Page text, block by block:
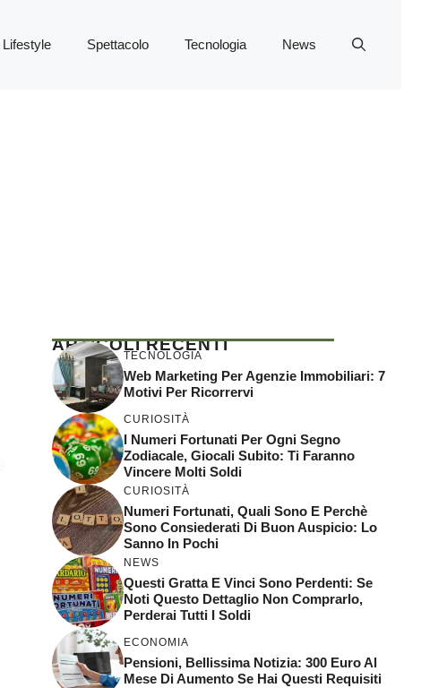
Lifestyle Spettacolo Tecnologia News
ARTICOLI RECENTI
TECNOLOGIA
Web Marketing Per Agenzie Immobiliari: 7
Motivi Per Ricorrervi
CURIOSITÀ
I Numeri Fortunati Per Ogni Segno
Zodiacale, Giocali Subito: Ti Faranno
Vincere Molti Soldi
CURIOSITÀ
Numeri Fortunati, Quali Sono E Perchè
Sono Consiederati Di Buon Auspicio: Lo
Sanno In Pochi
NEWS
Questi Gratta E Vinci Sono Perdenti: Se
Noti Questo Dettaglio Non Comprarlo,
Perderai Tutti I Soldi
ECONOMIA
Pensioni, Bellissima Notizia: 300 Euro Al
Mese Di Aumento Se Hai Questi Requisiti